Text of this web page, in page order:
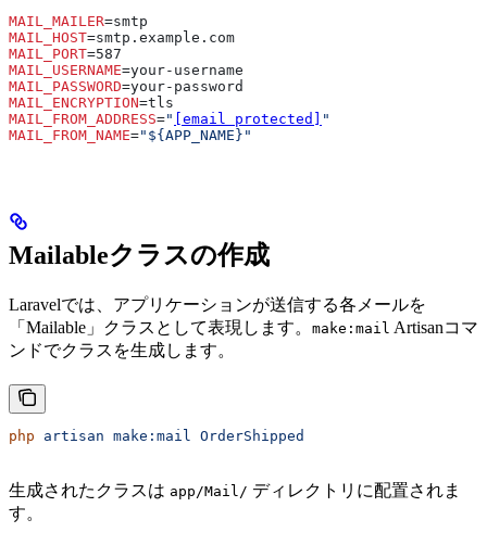
MAIL_MAILER=smtp
MAIL_HOST=smtp.example.com
MAIL_PORT=587
MAIL_USERNAME=your-username
MAIL_PASSWORD=your-password
MAIL_ENCRYPTION=tls
MAIL_FROM_ADDRESS=" [email protected] "
MAIL_FROM_NAME="${APP_NAME}"
Mailableクラスの作成
Laravelでは、アプリケーションが送信する各メールを
「Mailable」クラスとして表現します。 make:mail Artisanコマ
ンドでクラスを生成します。
php artisan make:mail OrderShipped
生成されたクラスは app/Mail/ ディレクトリに配置されま
す。